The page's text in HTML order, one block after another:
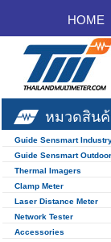
HOME
หมวดสิน
Guide Sensmart
Guide Sensmart Outdoor
Thermal Imagers
Clamp Meter
Laser Distance Meter
Network Tester
Accessories